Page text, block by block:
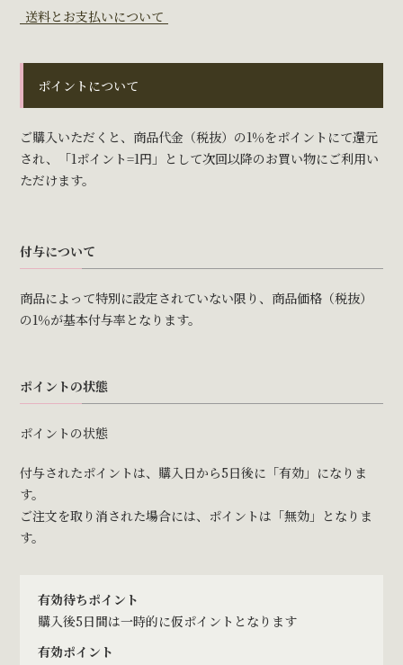
送料とお支払いについて
ポイントについて
ご購入いただくと、商品代金（税抜）の1％をポイントにて還元
され、「1ポイント=1円」として次回以降のお買い物にご利用い
ただけます。
付与について
商品によって特別に設定されていない限り、商品価格（税抜）
の1％が基本付与率となります。
ポイントの状態
ポイントの状態
付与されたポイントは、購入日から5日後に「有効」になりま
す。
ご注文を取り消された場合には、ポイントは「無効」となりま
す。
有効待ちポイント
購入後5日間は一時的に仮ポイントとなります
有効ポイント